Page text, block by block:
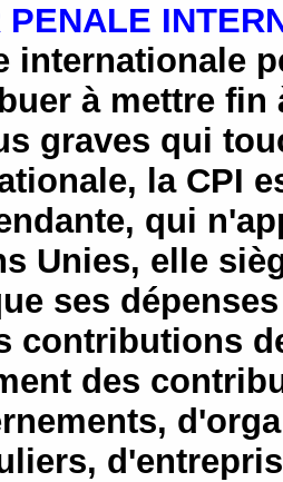
PENALE
internationale
à mettre fin
graves qui
la CPI
qui
Unies, elle
ses
contributions
des